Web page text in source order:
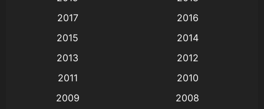
Animation แอนิเมชั่น
(9)
2017
2016
2015
2014
2013
2012
2011
2010
2009
2008